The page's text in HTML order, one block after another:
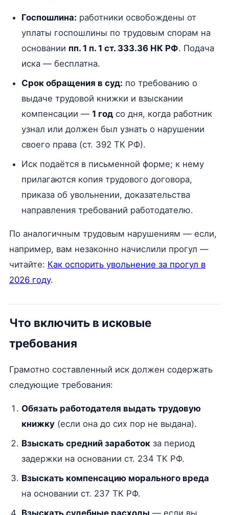
Госпошлина: работники освобождены от
уплаты госпошлины по трудовым спорам на
основании пп. 1 п. 1 ст. 333.36 НК РФ. Подача
иска — бесплатна.
Срок обращения в суд: по требованию о
выдаче трудовой книжки и взыскании
компенсации — 1 годсо дня, когда работник
узнал или должен был узнать о нарушении
своего права (ст. 392 ТК РФ).
Иск подаётся в письменной форме; к нему
прилагаются копия трудового договора,
приказа об увольнении, доказательства
направления требований работодателю.
По аналогичным трудовым нарушениям — если,
например, вам незаконно начислили прогул —
читайте: Как оспорить увольнение за прогул в
2026 году.
Что включить в исковые
требования
Грамотно составленный иск должен содержать
следующие требования:
Обязать работодателя выдать трудовую
книжку(если она до сих пор не выдана).
Взыскать средний заработокза период
задержки на основании ст. 234 ТК РФ.
Взыскать компенсацию морального вреда
на основании ст. 237 ТК РФ.